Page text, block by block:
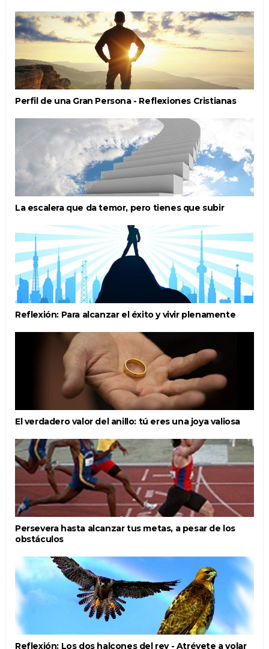
Perfil de una Gran Persona - Reflexiones Cristianas
La escalera que da temor, pero tienes que subir
Reflexión: Para alcanzar el éxito y vivir plenamente
El verdadero valor del anillo: tú eres una joya valiosa
Persevera hasta alcanzar tus metas, a pesar de los
obstáculos
Reflexión: Los dos halcones del rey - Atrévete a volar